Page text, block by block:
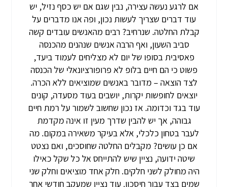
אם לרגע נעשה עצירה, נבין שגם אם יש כסף נזיל, יש
עוד דברים שצריך לעשות נכון, ופה אנו מדברים על
קבלת החלטה. שנרחיב? רבים מהאנשים עובדים קשה
סביב השעון, ואף הרבה אנשים שנהנים מהכנסה
פאסיבית בסופו של יום לא מצליחים לעמוד ביעד,
פשוט כי הם חיים בלופ לא פרופורציונאלי של הכנסה
לצד הוצאה – מדובר באנשים שמוציאים ללא הכרה.
יוצאים לחופשות יקרות, יושבים בעוד מסעדה, קונים
עוד בגד וכדומה. אז נכון שחשוב לשמור על רמת חיים
גבוהה, אך יש להבין שדרך מעין זו אינה מקדמת
לעבר בטחון כלכלי, אלא בעיקר משאירה במקום. מה
אם כן עושים? מקבלים החלטה שחוסכים, ואם נצטט
שיטה ידועה, נציין שיש להתייחס אל כל שקל כאילו
היה מחולק לשני חלקים. חלק אחד מוציאים וחלק שני
שמים בצד עבור חיסכון. עוד נציין שמעקב חודשי אחר